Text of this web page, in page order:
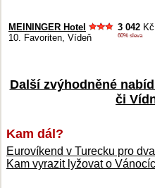
MEININGER Hotel
10. Favoriten, Vídeň
3 042 Kč
60% sleva
Další zvýhodněné
či
Kam dál?
Eurovíkend v Turecku pro
Kam vyrazit lyžovat o